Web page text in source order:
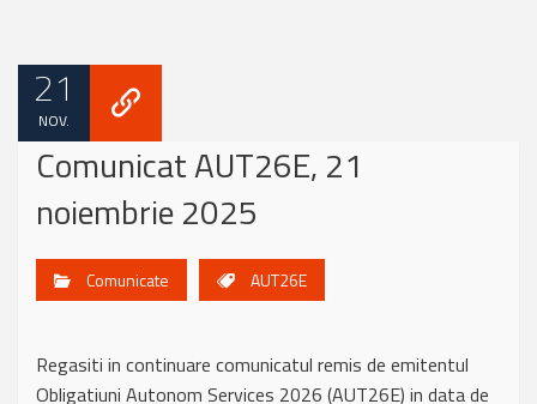
21
NOV.
Comunicat AUT26E, 21
noiembrie 2025
Comunicate AUT26E
Regasiti in continuare comunicatul remis de emitentul
Obligatiuni Autonom Services 2026 (AUT26E) in data de